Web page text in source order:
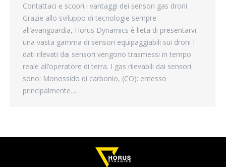
Contattaci e scopri i vantaggi dei sensori gas droni
Grazie allo sviluppo di tecnologie sempre
all’avanguardia, Horus Dynamics è lieta di presentarvi
una vasta gamma di sensori equipaggiabili sui droni I
dati rilevati dai sensori vengono trasmessi in tempo
reale all’operatore di terra. I gas rilevabili dai sensori
sono: Monossido di carbonio, (CO): emesso
principalmente…